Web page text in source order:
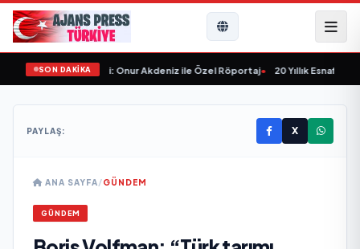
SON DAKİKA
Sektörün Geleceği: Onur Akdeniz ile Özel Röportaj• 20 Yıllık Esnaflık
PAYLAŞ: X
ANA SAYFA/GÜNDEM
GÜNDEM